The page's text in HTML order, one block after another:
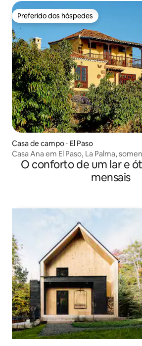
Preferido dos hóspedes
Preferido dos hóspedes
Casa de campo ⋅ El Paso
Casa Ana em El Paso, La Palma,
O conforto de um lar e
mensais